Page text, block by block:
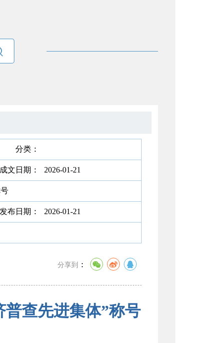
分类：
成文日期： 2026-01-21
发布日期： 2026-01-21
分享到 ：
普查先进集体”称号